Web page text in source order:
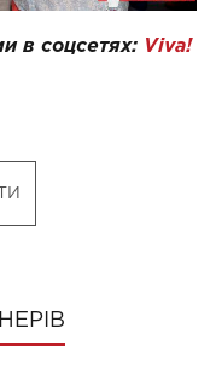
в соцсетях: Viva!